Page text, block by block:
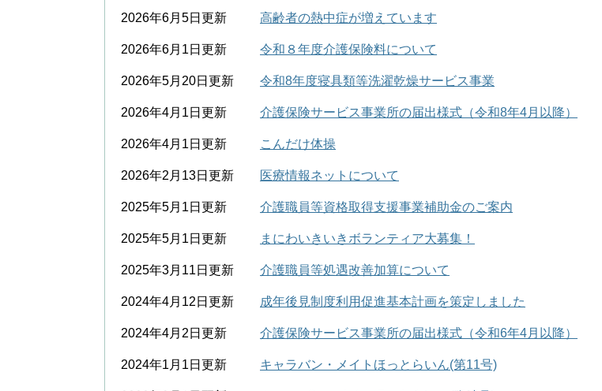
2026年6月5日更新 高齢者の熱中症が増えています
2026年6月1日更新 令和８年度介護保険料について
2026年5月20日更新 令和8年度寝具類等洗濯乾燥サービス事業
2026年4月1日更新 介護保険サービス事業所の届出様式（令和8年4月以降）
2026年4月1日更新 こんだけ体操
2026年2月13日更新 医療情報ネットについて
2025年5月1日更新 介護職員等資格取得支援事業補助金のご案内
2025年5月1日更新 まにわいきいきボランティア大募集！
2025年3月11日更新 介護職員等処遇改善加算について
2024年4月12日更新 成年後見制度利用促進基本計画を策定しました
2024年4月2日更新 介護保険サービス事業所の届出様式（令和6年4月以降）
2024年1月1日更新 キャラバン・メイトほっとらいん(第11号)